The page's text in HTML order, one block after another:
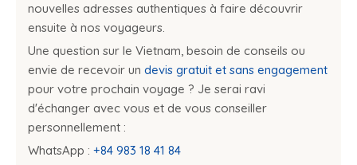
nouvelles adresses authentiques à faire découvrir
ensuite à nos voyageurs.
Une question sur le Vietnam, besoin de conseils ou
envie de recevoir un devis gratuit et sans engagement
pour votre prochain voyage ? Je serai ravi
d'échanger avec vous et de vous conseiller
personnellement :
WhatsApp : +84 983 18 41 84